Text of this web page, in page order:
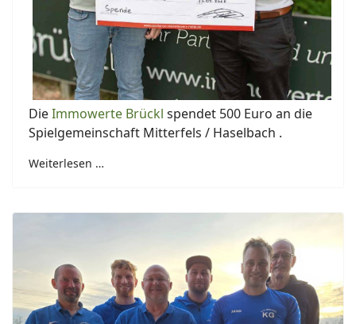
DieImmowerte Brückl spendet 500 Euro an die
Spielgemeinschaft Mitterfels / Haselbach .
Weiterlesen …